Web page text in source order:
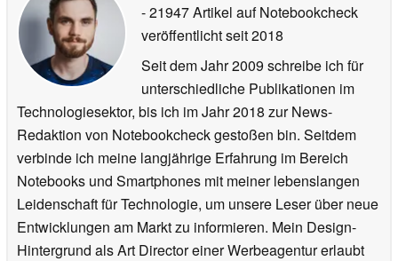
- 21947 Artikel auf Notebookcheck
veröffentlichtseit 2018
Seit dem Jahr 2009 schreibe ich für
unterschiedliche Publikationen im
Technologiesektor, bis ich im Jahr 2018 zur News-
Redaktion von Notebookcheck gestoßen bin. Seitdem
verbinde ich meine langjährige Erfahrung im Bereich
Notebooks und Smartphones mit meiner lebenslangen
Leidenschaft für Technologie, um unsere Leser über neue
Entwicklungen am Markt zu informieren. Mein Design-
Hintergrund als Art Director einer Werbeagentur erlaubt